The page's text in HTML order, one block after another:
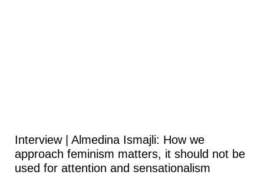
Interview | Almedina Ismajli: How we
approach feminism matters, it should not be
used for attention and sensationalism